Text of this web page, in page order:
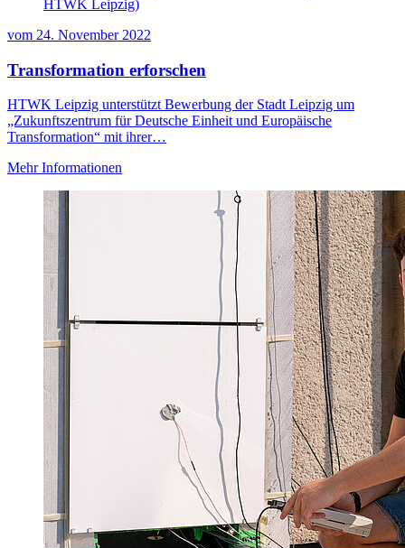
HTWK Leipzig)
vom 24. November 2022
Transformation erforschen
HTWK Leipzig unterstützt Bewerbung der Stadt Leipzig um
„Zukunftszentrum für Deutsche Einheit und Europäische
Transformation“ mit ihrer…
Mehr Informationen